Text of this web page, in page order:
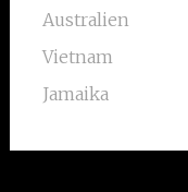
Australien
Vietnam
Jamaika